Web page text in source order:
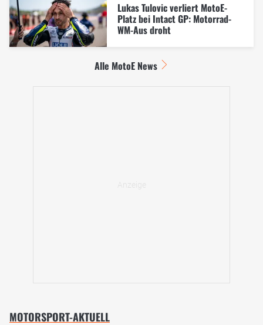
Lukas Tulovic verliert MotoE-
Platz bei Intact GP: Motorrad-
WM-Aus droht
Alle MotoE News
MOTORSPORT-AKTUELL